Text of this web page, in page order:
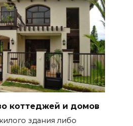
коттеджей и домов
здания либо